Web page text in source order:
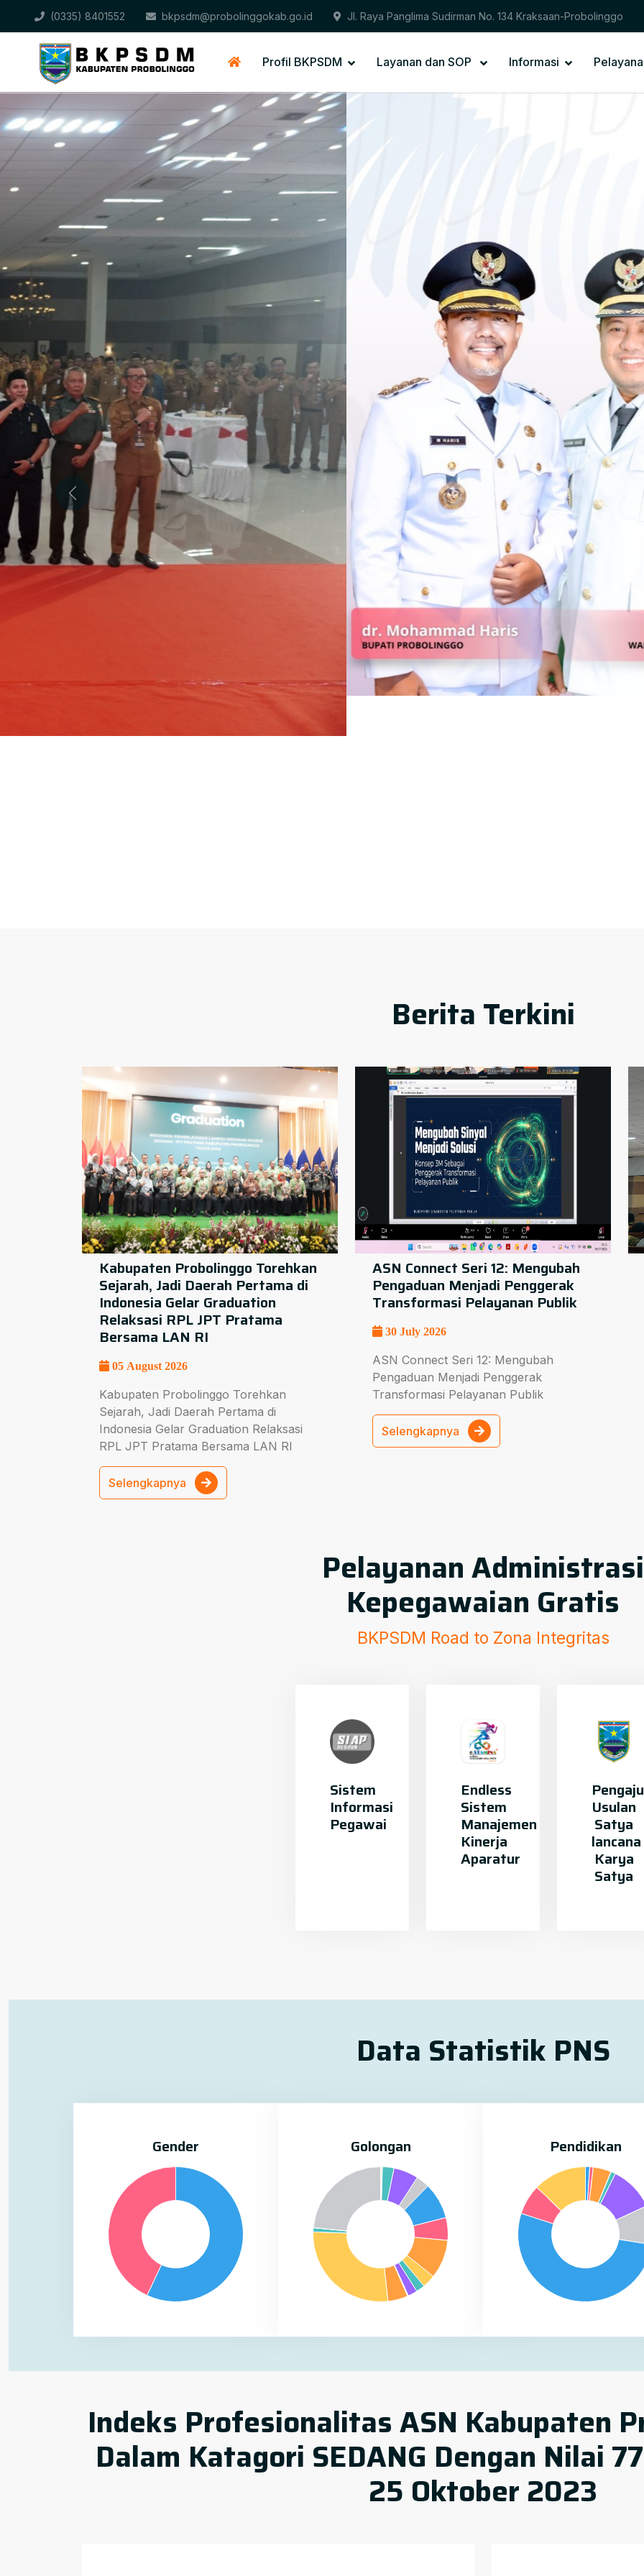
(0335) 8401552 bkpsdm@probolinggokab.go.id Jl. Raya Panglima Sudirman No. 134 Kraksaan-Probolinggo
Profil BKPSDM Layanan dan SOP Informasi
Probolinggo SAE
Previous
Berita Terkini
Kabupaten Probolinggo Torehkan
Sejarah, Jadi Daerah Pertama di
Indonesia Gelar Graduation
Relaksasi RPL JPT Pratama
Bersama LAN RI
05 August 2026
Kabupaten Probolinggo Torehkan
Sejarah, Jadi Daerah Pertama di
Indonesia Gelar Graduation Relaksasi
RPL JPT Pratama Bersama LAN RI
Selengkapnya
ASN Connect Seri 12: Mengubah
Pengaduan Menjadi Penggerak
Transformasi Pelayanan Publik
30 July 2026
ASN Connect Seri 12: Mengubah
Pengaduan Menjadi Penggerak
Transformasi Pelayanan Publik
Selengkapnya
Pelayanan Administrasi
Kepegawaian Gratis
BKPSDM Road to Zona Integritas
Sistem
Informasi
Pegawai
Endless
Sistem
Manajemen
Kinerja
Aparatur
Usulan
Satya
lancana
Karya
Satya
Data Statistik PNS
Gender Golongan Pendidikan
Indeks Profesionalitas ASN Kabupaten
Dalam Katagori SEDANG Dengan Nilai
25 Oktober 2023